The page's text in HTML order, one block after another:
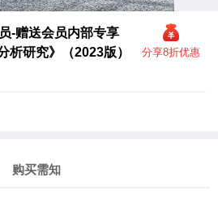
分享8折优惠
-赠送会员内部专享
析研究》（2023版）
购买需知